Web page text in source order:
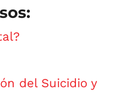
del Suicidio y